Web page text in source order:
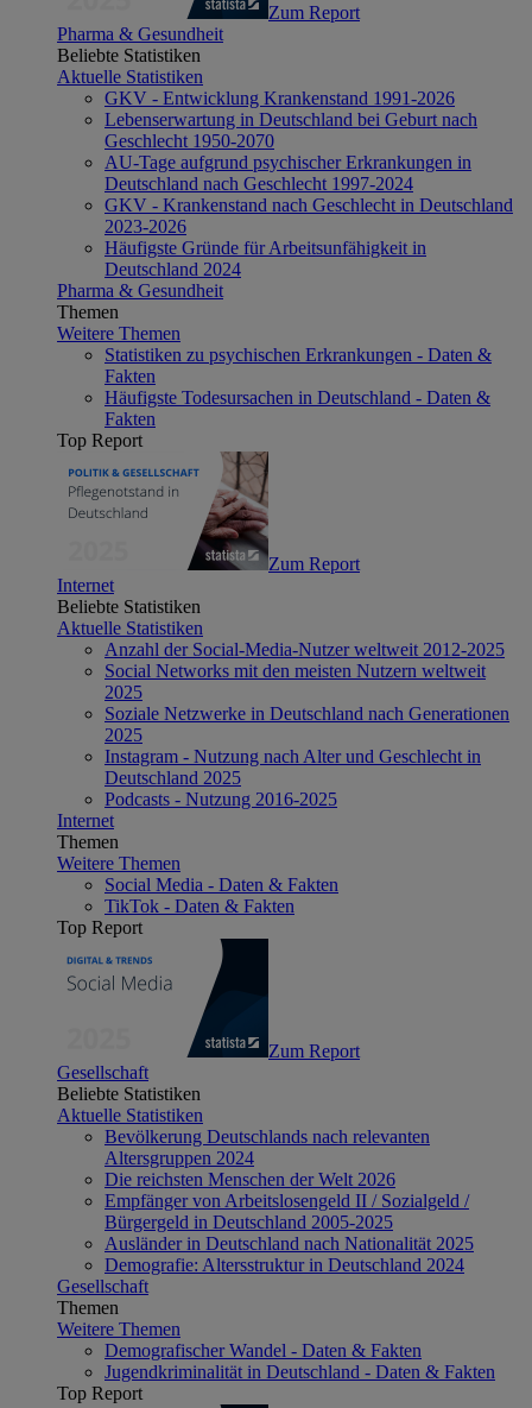
Zum Report
Pharma & Gesundheit
Beliebte Statistiken
Aktuelle Statistiken
GKV - Entwicklung Krankenstand 1991-2026
Lebenserwartung in Deutschland bei Geburt nach
Geschlecht 1950-2070
AU-Tage aufgrund psychischer Erkrankungen in
Deutschland nach Geschlecht 1997-2024
GKV - Krankenstand nach Geschlecht in Deutschland
2023-2026
Häufigste Gründe für Arbeitsunfähigkeit in
Deutschland 2024
Pharma & Gesundheit
Themen
Weitere Themen
Statistiken zu psychischen Erkrankungen - Daten &
Fakten
Häufigste Todesursachen in Deutschland - Daten &
Fakten
Top Report
Zum Report
Internet
Beliebte Statistiken
Aktuelle Statistiken
Anzahl der Social-Media-Nutzer weltweit 2012-2025
Social Networks mit den meisten Nutzern weltweit
2025
Soziale Netzwerke in Deutschland nach Generationen
2025
Instagram - Nutzung nach Alter und Geschlecht in
Deutschland 2025
Podcasts - Nutzung 2016-2025
Internet
Themen
Weitere Themen
Social Media - Daten & Fakten
TikTok - Daten & Fakten
Top Report
Zum Report
Gesellschaft
Beliebte Statistiken
Aktuelle Statistiken
Bevölkerung Deutschlands nach relevanten
Altersgruppen 2024
Die reichsten Menschen der Welt 2026
Empfänger von Arbeitslosengeld II / Sozialgeld /
Bürgergeld in Deutschland 2005-2025
Ausländer in Deutschland nach Nationalität 2025
Demografie: Altersstruktur in Deutschland 2024
Gesellschaft
Themen
Weitere Themen
Demografischer Wandel - Daten & Fakten
Jugendkriminalität in Deutschland - Daten & Fakten
Top Report